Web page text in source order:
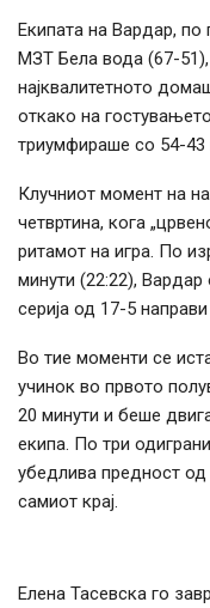
Екипата на Вардар,
МЗТ Бела вода (67-
најквалитетното
откако на
триумфираше со 54-43
Клучниот момент на
четвртина, кога
ритамот на игра. По
минути (22:22),
серија од 17-5
Во тие моменти се
учинок во првото
20 минути и беше
екипа. По три
убедлива предност од
самиот крај.
Елена Тасевска го